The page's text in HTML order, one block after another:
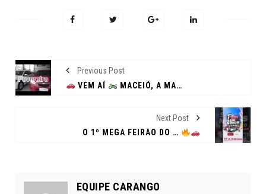
Previous Post
VEM AÍ
MACEIÓ, A MAIOR AÇÃO DE VENDAS DE RUA DO ESTADO
Next Post
O 1º MEGA FEIRÃO DO ANO DE SEMINOVOS BRADESCO MACEIÓ ESTÁ CHEGANDO E VAI SER IMPERDÍVEL!
EQUIPE CARANGO